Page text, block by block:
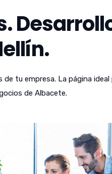
tu empresa. La página ideal
de Albacete.